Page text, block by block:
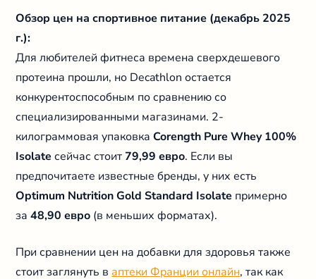
Обзор цен на спортивное питание (декабрь 2025
г.):
Для любителей фитнеса времена сверхдешевого
протеина прошли, но Decathlon остается
конкурентоспособным по сравнению со
специализированными магазинами. 2-
килограммовая упаковкаCorength Pure Whey 100%
Isolate сейчас стоит79,99 евро. Если вы
предпочитаете известные бренды, у них есть
Optimum Nutrition Gold Standard Isolate примерно
за48,90 евро (в меньших форматах).
При сравнении цен на добавки для здоровья также
стоит заглянуть в аптеки Франции онлайн, так как